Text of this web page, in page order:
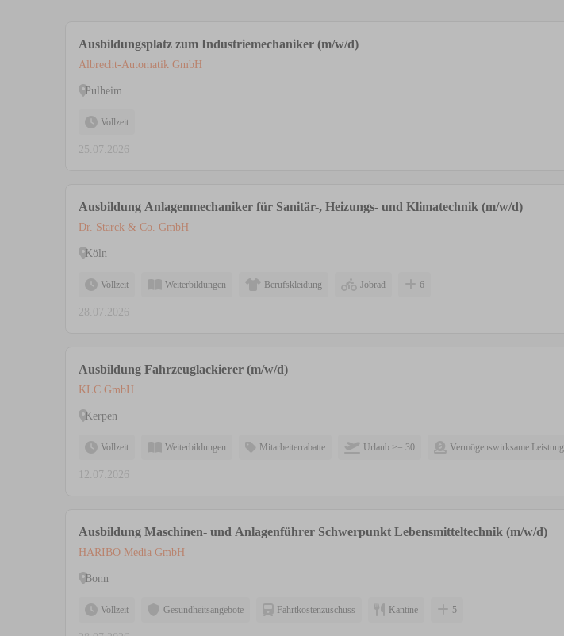
Ausbildungsplatz zum Industriemechaniker (m/w/d)
Albrecht-Automatik GmbH
Pulheim
Vollzeit
25.07.2026
Ausbildung Anlagenmechaniker für Sanitär-, Heizungs- und Klimatechnik (m/w/d)
Dr. Starck & Co. GmbH
Köln
Vollzeit Weiterbildungen Berufskleidung Jobrad 6
28.07.2026
Ausbildung Fahrzeuglackierer (m/w/d)
KLC GmbH
Kerpen
Vollzeit Weiterbildungen Mitarbeiterrabatte Urlaub >= 30 Vermögenswirksame Leistung
12.07.2026
Ausbildung Maschinen- und Anlagenführer Schwerpunkt Lebensmitteltechnik (m/w/d)
HARIBO Media GmbH
Bonn
Vollzeit Gesundheitsangebote Fahrtkostenzuschuss Kantine 5